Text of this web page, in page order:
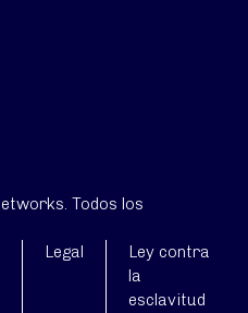
Todos los
Legal
Ley contra
la
esclavitud